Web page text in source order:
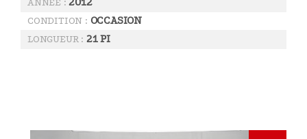
ANNÉE :
CONDITION : OCCASION
LONGUEUR : 21 PI